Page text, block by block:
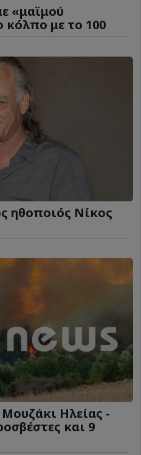
«μαϊμού
κόλπο με το 100
ηθοποιός Νίκος
Ηλείας -
και 9